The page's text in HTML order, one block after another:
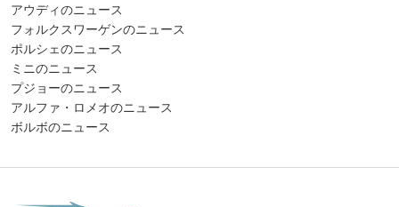
アウディのニュース
フォルクスワーゲンのニュース
ポルシェのニュース
ミニのニュース
プジョーのニュース
アルファ・ロメオのニュース
ボルボのニュース